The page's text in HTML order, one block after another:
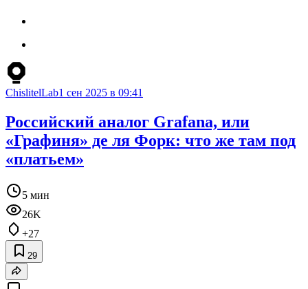
ChislitelLab1 сен 2025 в 09:41
Российский аналог Grafana, или
«Графиня» де ля Форк: что же там под
«платьем»
5 мин
26K
+27
29